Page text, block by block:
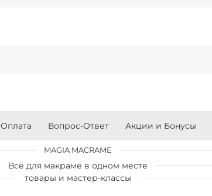
Оплата Вопрос-Ответ Акции и Бонусы
MAGIA MACRAME
Всё для макраме в одном месте
товары и мастер-классы